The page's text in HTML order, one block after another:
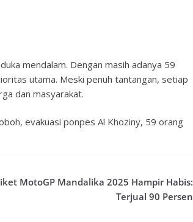
mendalam. Dengan masih adanya 59
utama. Meski penuh tantangan, setiap
dan masyarakat.
evakuasi ponpes Al Khoziny, 59 orang
MotoGP Mandalika 2025 Hampir Habis:
Terjual 90 Persen